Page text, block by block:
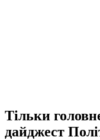
Тільки
дайджест